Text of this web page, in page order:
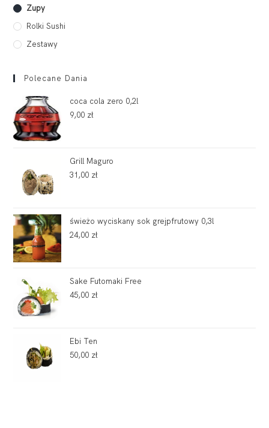
Zupy
Rolki Sushi
Zestawy
Polecane Dania
coca cola zero 0,2l
9,00 zł
Grill Maguro
31,00 zł
świeżo wyciskany sok grejpfrutowy 0,3l
24,00 zł
Sake Futomaki Free
45,00 zł
Ebi Ten
50,00 zł